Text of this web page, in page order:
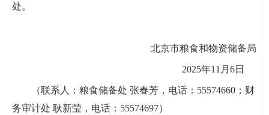
处。
北京市粮食和物资储备局
2025年11月6日
（联系人：粮食储备处 张春芳，电话：55574660；财
务审计处 耿新莹，电话：55574697）